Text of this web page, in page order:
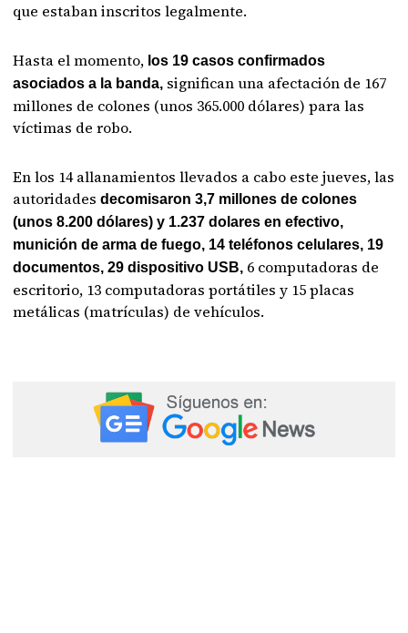
que estaban inscritos legalmente.
Hasta el momento, los 19 casos confirmados
asociados a la banda, significan una afectación de 167
millones de colones (unos 365.000 dólares) para las
víctimas de robo.
En los 14 allanamientos llevados a cabo este jueves, las
autoridadesdecomisaron 3,7 millones de colones
(unos 8.200 dólares) y 1.237 dolares en efectivo,
munición de arma de fuego, 14 teléfonos celulares, 19
documentos, 29 dispositivo USB, 6 computadoras de
escritorio, 13 computadoras portátiles y 15 placas
metálicas (matrículas) de vehículos.